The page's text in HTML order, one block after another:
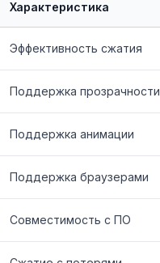
Характеристика
Эффективность сжатия
Поддержка прозрачности
Поддержка анимации
Поддержка браузерами
Совместимость с ПО